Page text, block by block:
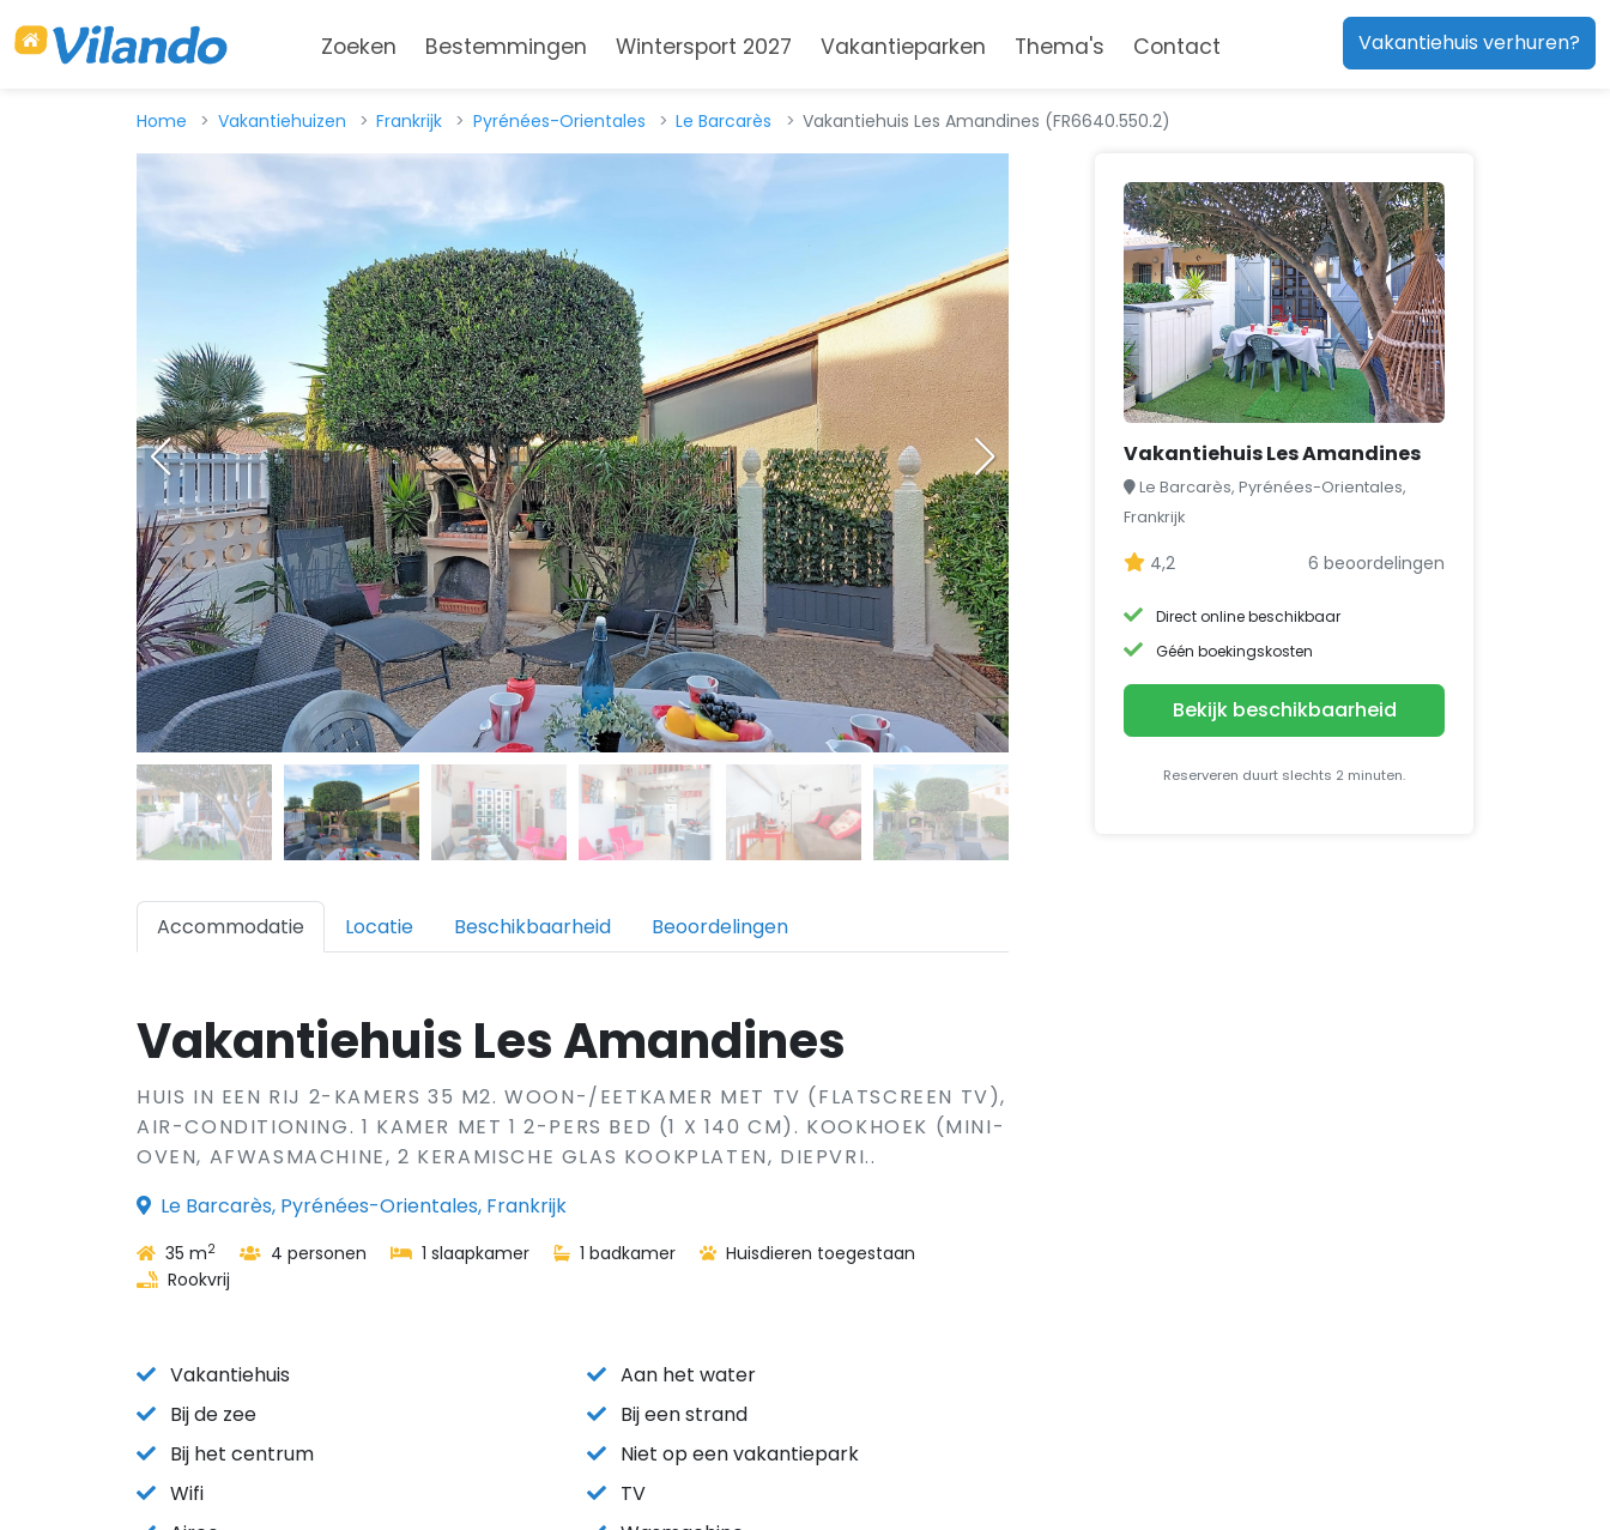
Zoeken Bestemmingen Wintersport 2027 Vakantieparken Thema's Contact Vakantiehuis verhuren?
Home Vakantiehuizen Frankrijk Pyrénées-Orientales Le Barcarès Vakantiehuis Les Amandines (FR6640.550.2)
Accommodatie Locatie Beschikbaarheid Beoordelingen
Vakantiehuis Les Amandines
HUIS IN EEN RIJ 2-KAMERS 35 M2. WOON-/EETKAMER MET TV (FLATSCREEN TV),
AIR-CONDITIONING. 1 KAMER MET 1 2-PERS BED (1 X 140 CM). KOOKHOEK (MINI-
OVEN, AFWASMACHINE, 2 KERAMISCHE GLAS KOOKPLATEN, DIEPVRI..
Le Barcarès, Pyrénées-Orientales, Frankrijk
35 m2 4 personen 1 slaapkamer 1 badkamer
Huisdieren toegestaan
Rookvrij
Vakantiehuis
Aan het water
Bij de zee
Bij een strand
Bij het centrum
Niet op een vakantiepark
Wifi
TV
Vakantiehuis Les Amandines
Le Barcarès, Pyrénées-Orientales,
Frankrijk
4,2 6 beoordelingen
Direct online beschikbaar
Géén boekingskosten
Bekijk beschikbaarheid
Reserveren duurt slechts 2 minuten.